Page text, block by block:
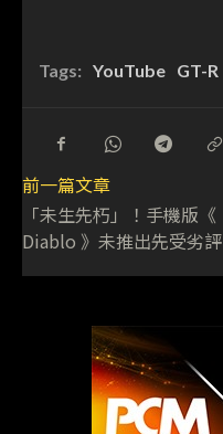
Tags: YouTube GT-R
前一篇文章
「未生先朽」！手機版《
Diablo 》未推出先受劣評